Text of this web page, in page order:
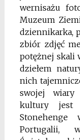
wernisażu
Muzeum
dziennikarka,
zbiór zdjęć
potężnej skali
dziełem
nich
swojej wiary
kultury jest